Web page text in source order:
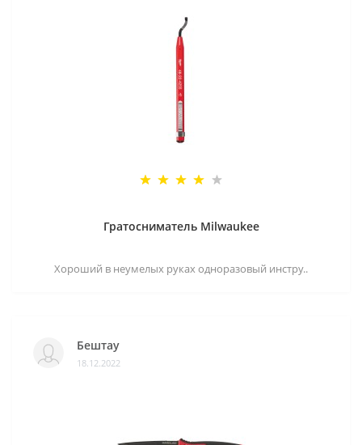
Гратосниматель Milwaukee
Хороший в неумелых руках одноразовый инстру..
Бештау
18.12.2022